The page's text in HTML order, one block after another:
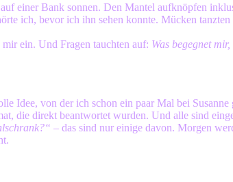
einer Bank sonnen. Den Mantel aufknöpfen
ich, bevor ich ihn sehen konnte. Mücken
ein. Und Fragen tauchten auf: Was begegnet
Idee, von der ich schon ein paar Mal bei
die direkt beantwortet wurden. Und alle sind
– das sind nur einige davon. Morgen